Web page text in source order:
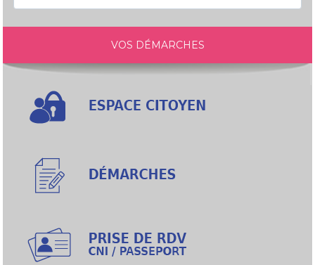
VOS DÉMARCHES